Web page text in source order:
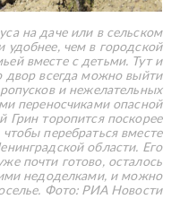
на даче или в сельском
удобнее, чем в городской
вместе с детьми. Тут и
всегда можно выйти
и нежелательных
переносчиками опасной
Грин торопится поскорее
перебраться вместе
области. Его
почти готово, осталось
недоделками, и можно
Фото: РИА Новости